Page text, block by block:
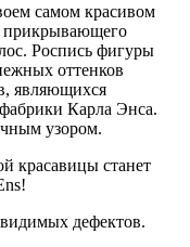
самом красивом
прикрывающего
Роспись фигуры
оттенков
являющихся
Карла Энса.
узором.
красавицы станет
дефектов.